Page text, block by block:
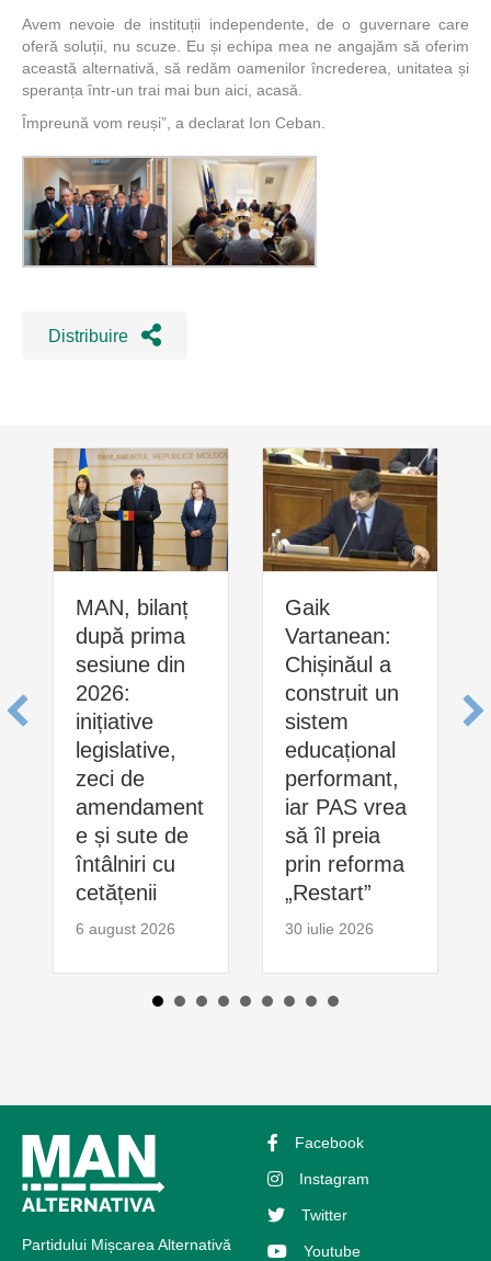
Avem nevoie de instituții independente, de o guvernare care
oferă soluții, nu scuze. Eu și echipa mea ne angajăm să oferim
această alternativă, să redăm oamenilor încrederea, unitatea și
speranța într-un trai mai bun aici, acasă.
Împreună vom reuși”, a declarat Ion Ceban.
Distribuire
MAN, bilanț
după prima
sesiune din
2026:
inițiative
legislative,
zeci de
amendament
e și sute de
întâlniri cu
cetățenii
6 august 2026
Gaik
Vartanean:
Chișinăul a
construit un
sistem
educațional
performant,
iar PAS vrea
să îl preia
prin reforma
„Restart”
30 iulie 2026
Partidului Mișcarea Alternativă
Facebook
Instagram
Twitter
Youtube